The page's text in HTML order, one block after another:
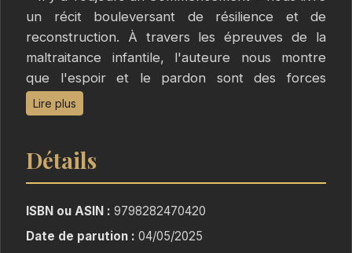
un récit bouleversant de résilience et de
reconstruction. À travers les épreuves de la
maltraitance infantile, l'auteure nous montre
que l'espoir et le pardon sont des forces
capables de transformer les ténèbres en
lumière. Ce témoignage poignant est une
humaine à se relever, à guérir, et à trouver la
beauté au cœur des cicatrices.
Lire plus
Détails
ISBN ou ASIN : 9798282470420
Date de parution : 04/05/2025